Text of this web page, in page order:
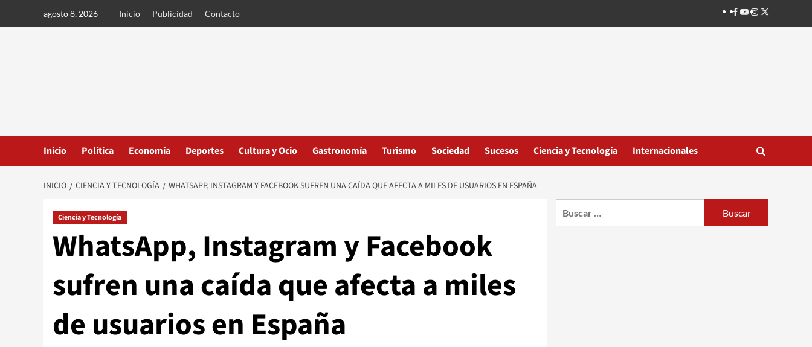
agosto 8, 2026 Inicio Publicidad Contacto Facebook
Youtube
Instagram
Twitter
Inicio Política Economía Deportes Cultura y Ocio Gastronomía Turismo Sociedad Sucesos Ciencia y Tecnología Internacionales
INICIO CIENCIA Y TECNOLOGÍA WHATSAPP, INSTAGRAM Y FACEBOOK SUFREN UNA CAÍDA QUE AFECTA A MILES DE USUARIOS EN ESPAÑA
Ciencia y Tecnología
WhatsApp, Instagram y Facebook
sufren una caída que afecta a miles
de usuarios en España